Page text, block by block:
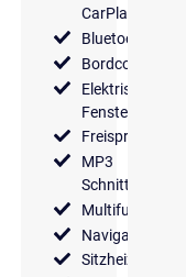
CarPlay
Bluetooth
Bordcomputer
Elektrische
Fensterheber
MP3
Schnittstelle
Sitzheizung